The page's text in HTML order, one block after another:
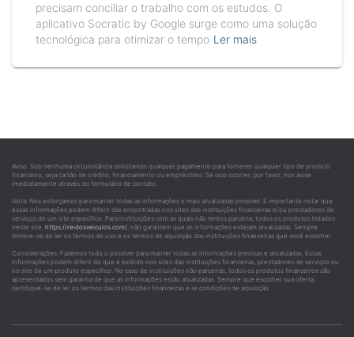
precisam conciliar o trabalho com os estudos. O
aplicativo Socratic by Google surge como uma solução
tecnológica para otimizar o tempo Ler mais
Aviso: Sob nenhuma circunstância solicitamos qualquer pagamento para fornecer qualquer tipo de produto
financeiro, seja cartão de crédito, financiamento ou empréstimo. Se isso ocorrer, por favor, nos avise
imediatamente através do formulário de contato.
Nota: Nos esforçamos para manter todas as informações o mais atualizadas possível. É importante notar que
essas informações podem diferir das encontradas nos sites das instituições financeiras e/ou prestadores de
serviços de um site específico. Para instituições com as quais não temos parceria, todos os produtos listados
neste site, https://reidosveiculos.com/, não garantem que as informações estejam atualizadas. Sempre
lembre-se de ler os termos de uso e os termos de aquisição das instituições financeiras que você escolher.
Considerações: Fazemos todo o possível para manter todas as informações precisas e atualizadas. Essas
informações podem diferir do que é exibido nos sites das instituições financeiras, prestadores de serviços ou
no site de um produto específico. No caso de instituições não parceiras, todos os produtos financeiros são
apresentados sem garantia de que as informações estão atualizadas. Sempre que escolher sua oferta,
certifique-se de ler os termos das instituições financeiras e as condições de aquisição.